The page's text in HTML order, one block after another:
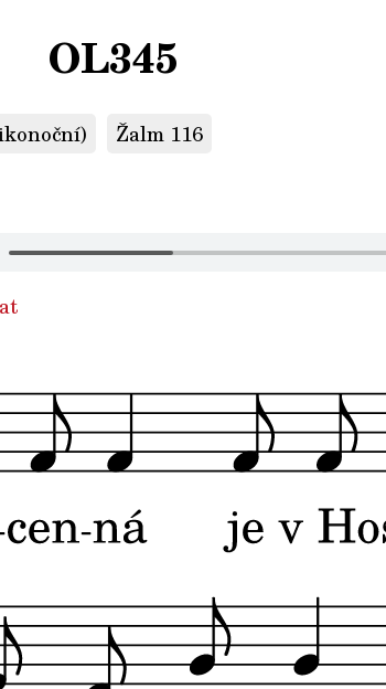
OL345
Žalm 116